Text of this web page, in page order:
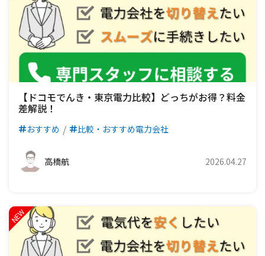
【ドコモでんき・東京電力比較】どっちがお得？料金
差解説！
おすすめ 比較・おすすめ電力会社
高橋航 2026.04.27